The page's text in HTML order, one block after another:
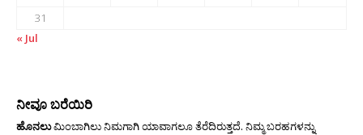
31
« Jul
ನೀವೂ ಬರೆಯಿರಿ
ಹೊನಲುಮಿಂಬಾಗಿಲು ನಿಮಗಾಗಿ ಯಾವಾಗಲೂ ತೆರೆದಿರುತ್ತದೆ. ನಿಮ್ಮ ಬರಹಗಳನ್ನು